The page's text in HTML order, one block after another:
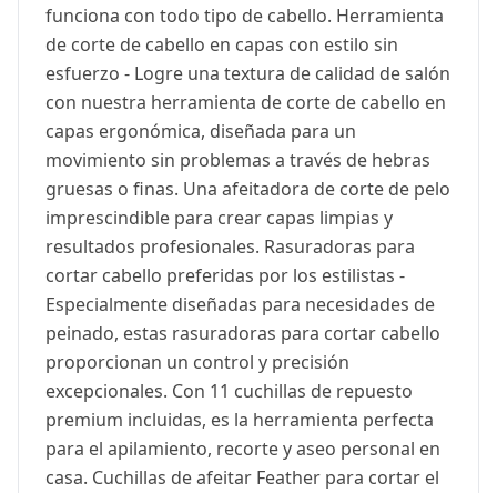
funciona con todo tipo de cabello. Herramienta
de corte de cabello en capas con estilo sin
esfuerzo - Logre una textura de calidad de salón
con nuestra herramienta de corte de cabello en
capas ergonómica, diseñada para un
movimiento sin problemas a través de hebras
gruesas o finas. Una afeitadora de corte de pelo
imprescindible para crear capas limpias y
resultados profesionales. Rasuradoras para
cortar cabello preferidas por los estilistas -
Especialmente diseñadas para necesidades de
peinado, estas rasuradoras para cortar cabello
proporcionan un control y precisión
excepcionales. Con 11 cuchillas de repuesto
premium incluidas, es la herramienta perfecta
para el apilamiento, recorte y aseo personal en
casa. Cuchillas de afeitar Feather para cortar el